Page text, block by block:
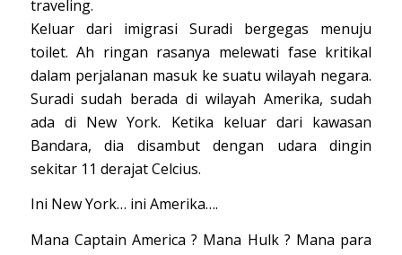
traveling.
Keluar dari imigrasi Suradi bergegas menuju
toilet. Ah ringan rasanya melewati fase kritikal
dalam perjalanan masuk ke suatu wilayah negara.
Suradi sudah berada di wilayah Amerika, sudah
ada di New York. Ketika keluar dari kawasan
Bandara, dia disambut dengan udara dingin
sekitar 11 derajat Celcius.
Ini New York… ini Amerika….
Mana Captain America ? Mana Hulk ? Mana para